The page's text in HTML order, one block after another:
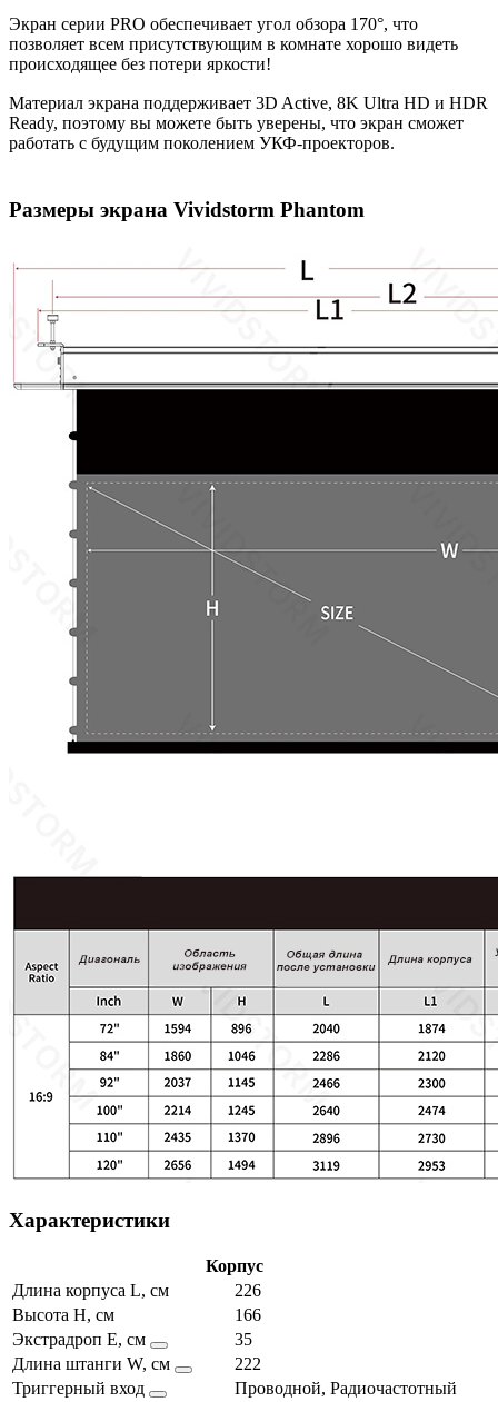
Экран серии PRO обеспечивает угол обзора 170°, что
позволяет всем присутствующим в комнате хорошо видеть
происходящее без потери яркости!
Материал экрана поддерживает 3D Active, 8K Ultra HD и HDR
Ready, поэтому вы можете быть уверены, что экран сможет
работать с будущим поколением УКФ-проекторов.
Размеры экрана Vividstorm Phantom
Характеристики
Корпус
Длина корпуса L, см
226
Высота H, см
166
Экстрадроп E, см
35
Длина штанги W, см
222
Триггерный вход
Проводной, Радиочастотный